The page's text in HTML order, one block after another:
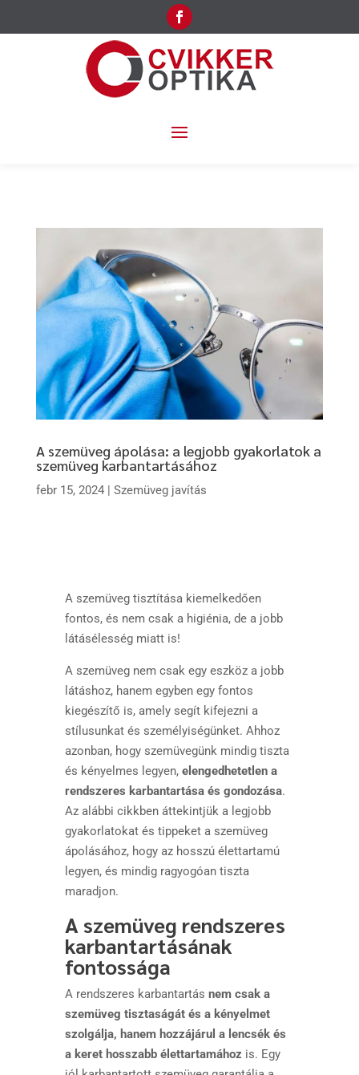
A szemüveg ápolása: a legjobb gyakorlatok a
szemüveg karbantartásához
febr 15, 2024| Szemüveg javítás
A szemüveg tisztítása kiemelkedően
fontos, és nem csak a higiénia, de a jobb
látásélesség miatt is!
A szemüveg nem csak egy eszköz a jobb
látáshoz, hanem egyben egy fontos
kiegészítő is, amely segít kifejezni a
stílusunkat és személyiségünket. Ahhoz
azonban, hogy szemüvegünk mindig tiszta
és kényelmes legyen, elengedhetetlen a
rendszeres karbantartása és gondozása.
Az alábbi cikkben áttekintjük a legjobb
gyakorlatokat és tippeket a szemüveg
ápolásához, hogy az hosszú élettartamú
legyen, és mindig ragyogóan tiszta
maradjon.
A szemüveg rendszeres
karbantartásának
fontossága
A rendszeres karbantartás nem csak a
szemüveg tisztaságát és a kényelmet
szolgálja, hanem hozzájárul a lencsék és
a keret hosszabb élettartamához is. Egy